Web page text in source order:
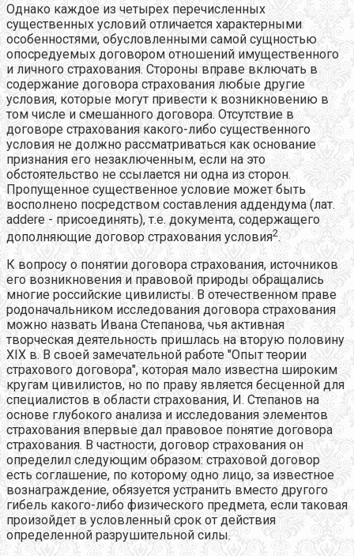
Однако каждое из четырех перечисленных
существенных условий отличается характерными
особенностями, обусловленными самой сущностью
опосредуемых договором отношений имущественного
и личного страхования. Стороны вправе включать в
содержание договора страхования любые другие
условия, которые могут привести к возникновению в
том числе и смешанного договора. Отсутствие в
договоре страхования какого-либо существенного
условия не должно рассматриваться как основание
признания его незаключенным, если на это
обстоятельство не ссылается ни одна из сторон.
Пропущенное существенное условие может быть
восполнено посредством составления аддендума (лат.
addere - присоединять), т.е. документа, содержащего
дополняющие договор страхования условия2.
К вопросу о понятии договора страхования, источников
его возникновения и правовой природы обращались
многие российские цивилисты. В отечественном праве
родоначальником исследования договора страхования
можно назвать Ивана Степанова, чья активная
творческая деятельность пришлась на вторую половину
XIX в. В своей замечательной работе "Опыт теории
страхового договора", которая мало известна широким
кругам цивилистов, но по праву является бесценной для
специалистов в области страхования, И. Степанов на
основе глубокого анализа и исследования элементов
страхования впервые дал правовое понятие договора
страхования. В частности, договор страхования он
определил следующим образом: страховой договор
есть соглашение, по которому одно лицо, за известное
вознаграждение, обязуется устранить вместо другого
гибель какого-либо физического предмета, если таковая
произойдет в условленный срок от действия
определенной разрушительной силы.